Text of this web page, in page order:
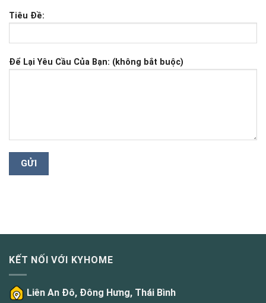
Tiêu Đề:
Để Lại Yêu Cầu Của Bạn: (không bắt buộc)
KẾT NỐI VỚI KYHOME
Liên An Đô, Đông Hưng, Thái Bình